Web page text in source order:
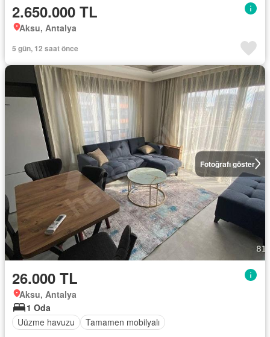
2.650.000 TL
Aksu, Antalya
5 gün, 12 saat önce
Fotoğrafı göster
26.000 TL
Aksu, Antalya
1 Oda
Uüzme havuzu
Tamamen mobilyalı